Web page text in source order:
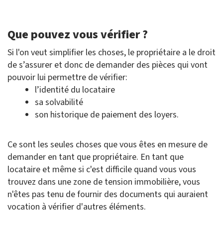
Que pouvez vous vérifier ?
Si l'on veut simplifier les choses, le propriétaire a le droit
de s’assurer et donc de demander des pièces qui vont
pouvoir lui permettre de vérifier:
l’identité du locataire
sa solvabilité
son historique de paiement des loyers.
Ce sont les seules choses que vous êtes en mesure de
demander en tant que propriétaire. En tant que
locataire et même si c'est difficile quand vous vous
trouvez dans une zone de tension immobilière, vous
n'êtes pas tenu de fournir des documents qui auraient
vocation à vérifier d'autres éléments.